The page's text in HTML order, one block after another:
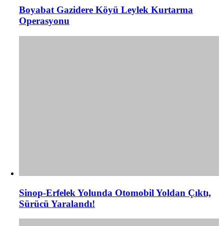
Boyabat Gazidere Köyü Leylek Kurtarma
Operasyonu
Sinop-Erfelek Yolunda Otomobil Yoldan Çıktı,
Sürücü Yaralandı!